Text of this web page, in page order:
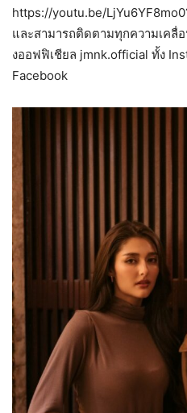
https://youtu.be/
และสามารถติดตามทุกความเคลื่
งออฟฟิเชียล jmnk.official ทั้ง
Facebook